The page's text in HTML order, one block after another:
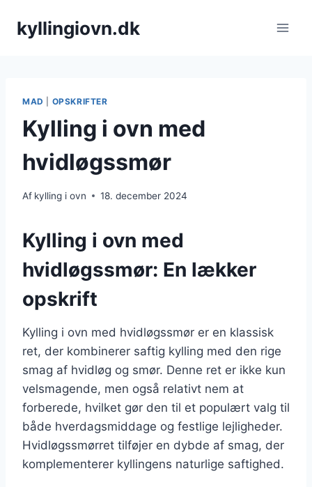
kyllingiovn.dk
MAD OPSKRIFTER
Kylling i ovn med
hvidløgssmør
Af kylling i ovn 18. december 2024
Kylling i ovn med
hvidløgssmør: En lækker
opskrift
Kylling i ovn med hvidløgssmør er en klassisk
ret, der kombinerer saftig kylling med den rige
smag af hvidløg og smør. Denne ret er ikke kun
velsmagende, men også relativt nem at
forberede, hvilket gør den til et populært valg til
både hverdagsmiddage og festlige lejligheder.
Hvidløgssmørret tilføjer en dybde af smag, der
komplementerer kyllingens naturlige saftighed.